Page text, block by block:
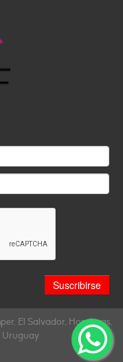
El Salvador, Honduras,
Uruguay